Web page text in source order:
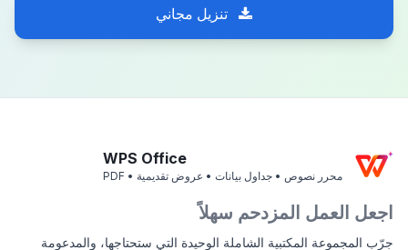
تنزيل مجاني
WPS Office
محرر نصوص • جداول بيانات • عروض تقديمية • PDF
اجعل العمل المزدحم سهلاً
جرّب المجموعة المكتبية الشاملة الوحيدة التي ستحتاجها، والمدعومة